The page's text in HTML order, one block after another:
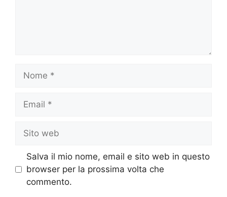
Nome
Email
Sito
web
Salva il mio nome, email e sito web in questo
browser per la prossima volta che
commento.